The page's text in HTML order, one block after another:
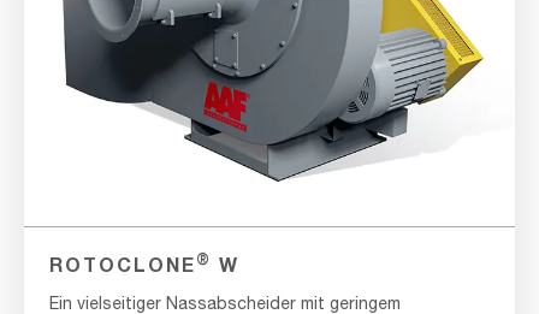
ROTOCLONE ® W
Ein vielseitiger Nassabscheider mit geringem